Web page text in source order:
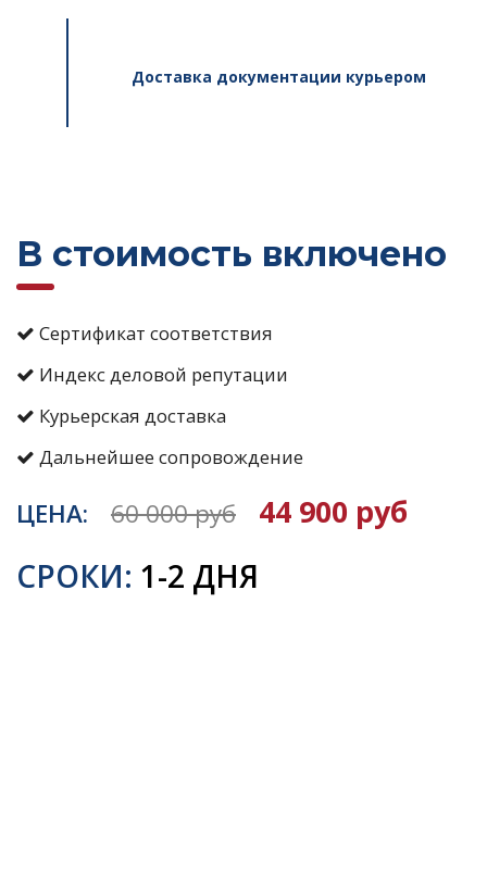
Доставка документации курьером
В стоимость включено
Сертификат соответствия
Индекс деловой репутации
Курьерская доставка
Дальнейшее сопровождение
ЦЕНА: 60 000 руб 44 900 руб
СРОКИ: 1-2 ДНЯ